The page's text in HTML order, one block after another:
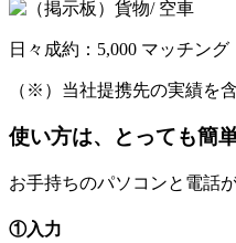
日々成約：5,000 マッチング
（※）当社提携先の実績を
使い方は、とっても簡
お手持ちのパソコンと電話
①入力